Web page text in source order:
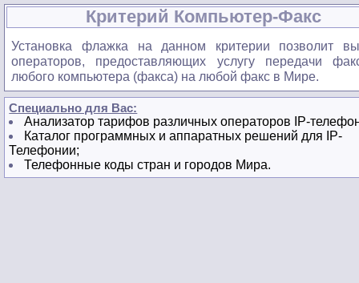
Критерий Компьютер-Факс
Установка флажка на данном критерии позволит
операторов, предоставляющих услугу передачи
любого компьютера (факса) на любой факс в Мире.
Специально для Вас:
Анализатор тарифов различных операторов IP-
Каталог программных и аппаратных решений для IP-
Телефонии;
Телефонные коды стран и городов Мира.